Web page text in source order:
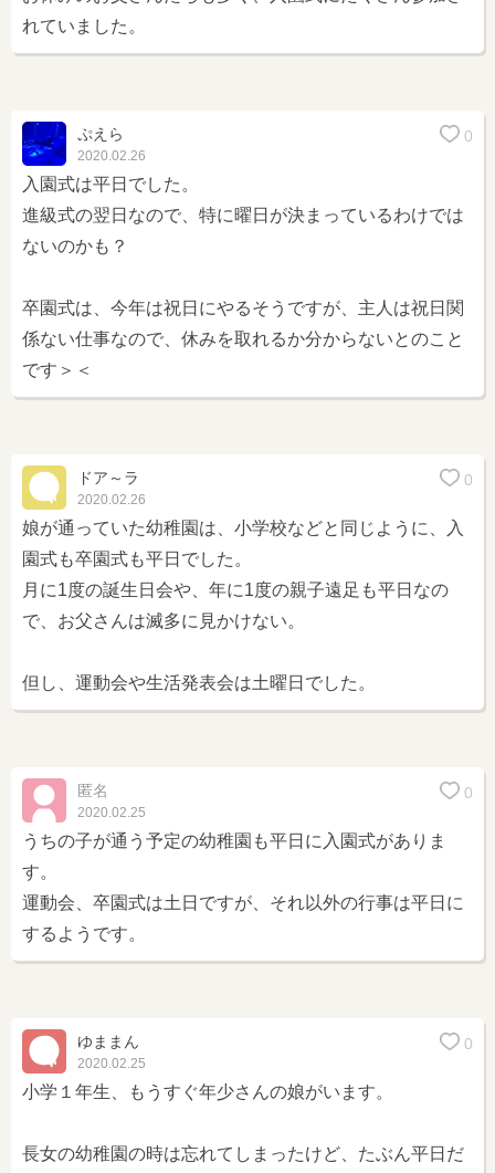
れていました。
ぷえら
2020.02.26
0
入園式は平日でした。
進級式の翌日なので、特に曜日が決まっているわけでは
ないのかも？
卒園式は、今年は祝日にやるそうですが、主人は祝日関
係ない仕事なので、休みを取れるか分からないとのこと
です＞＜
ドア～ラ
2020.02.26
0
娘が通っていた幼稚園は、小学校などと同じように、入
園式も卒園式も平日でした。
月に1度の誕生日会や、年に1度の親子遠足も平日なの
で、お父さんは滅多に見かけない。
但し、運動会や生活発表会は土曜日でした。
匿名
2020.02.25
0
うちの子が通う予定の幼稚園も平日に入園式がありま
す。
運動会、卒園式は土日ですが、それ以外の行事は平日に
するようです。
ゆままん
2020.02.25
0
小学１年生、もうすぐ年少さんの娘がいます。
長女の幼稚園の時は忘れてしまったけど、たぶん平日だ